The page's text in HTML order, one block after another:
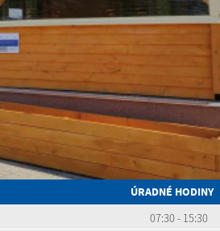
ÚRADNÉ HODINY
07:30 - 15:30